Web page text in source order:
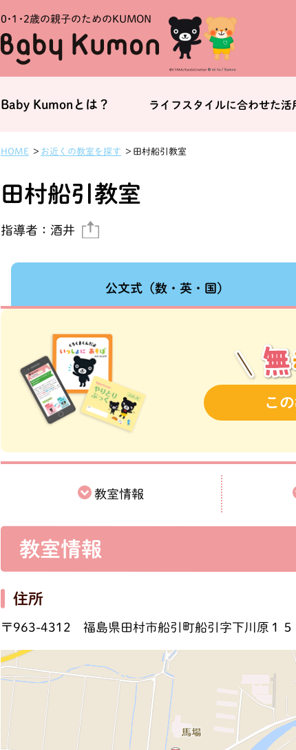
0・1・2歳の親子のためのKUMON
Baby Kumonとは？ ライフスタイルに合わせた活
HOME お近くの教室を探す 田村船引教室
田村船引教室
指導者： 酒井
公文式 （数・英・国）
こ
教室情報
教室情報
住所
〒963-4312福島県田村市船引町船引字下川原１５